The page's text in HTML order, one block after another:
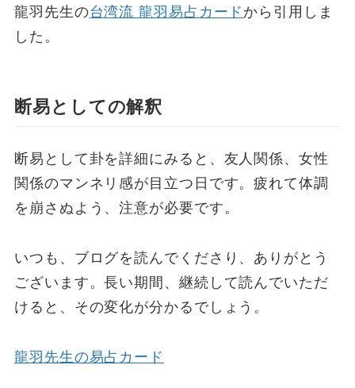
龍羽先生の台湾流 龍羽易占カードから引用しま
した。
断易としての解釈
断易として卦を詳細にみると、友人関係、女性
関係のマンネリ感が目立つ日です。疲れて体調
を崩さぬよう、注意が必要です。
いつも、ブログを読んでくださり、ありがとう
ございます。長い期間、継続して読んでいただ
けると、その変化が分かるでしょう。
龍羽先生の易占カード